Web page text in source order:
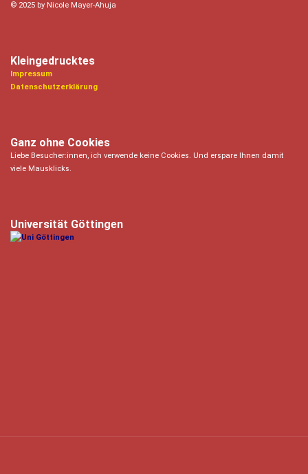
© 2025 by Nicole Mayer-Ahuja
Kleingedrucktes
Impressum
Datenschutzerklärung
Ganz ohne Cookies
Liebe Besucher:innen, ich verwende keine Cookies. Und erspare Ihnen damit
viele Mausklicks.
Universität Göttingen